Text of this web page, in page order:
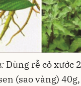
Dùng rễ cỏ xước
(sao vàng)